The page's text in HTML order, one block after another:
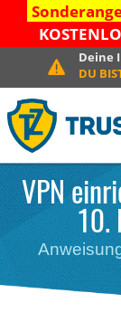
Deine
DU
VPN
10.